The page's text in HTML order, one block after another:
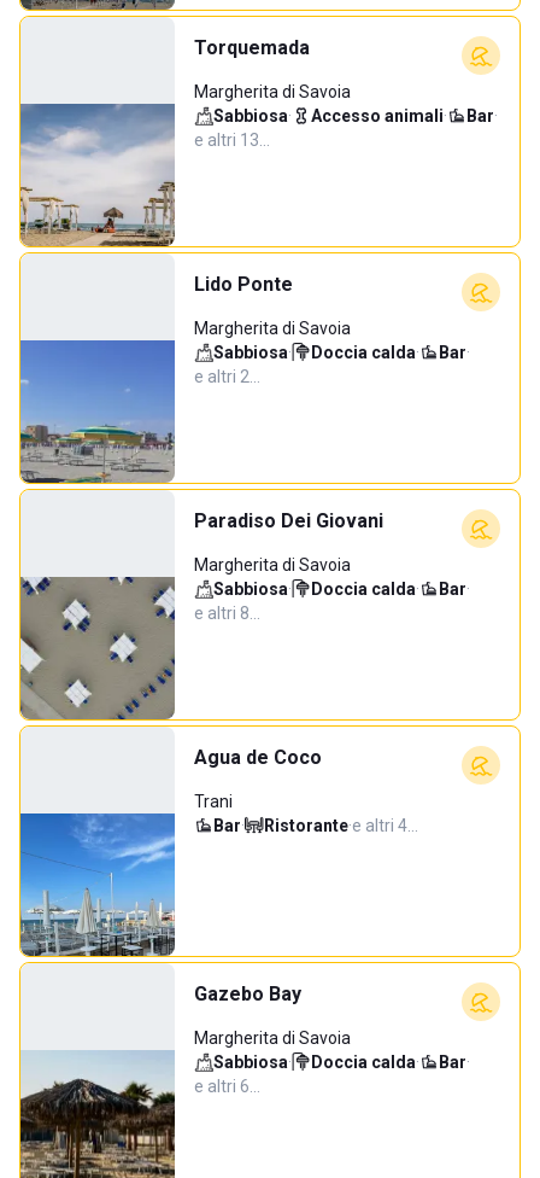
Torquemada
Margherita di Savoia
Sabbiosa· Accesso animali· Bar·
e altri 13…
Lido Ponte
Margherita di Savoia
Sabbiosa· Doccia calda· Bar·
e altri 2…
Paradiso Dei Giovani
Margherita di Savoia
Sabbiosa· Doccia calda· Bar·
e altri 8…
Agua de Coco
Trani
Bar· Ristorante·e altri 4…
Gazebo Bay
Margherita di Savoia
Sabbiosa· Doccia calda· Bar·
e altri 6…